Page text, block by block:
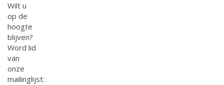
Wilt u
op de
hoogte
blijven?
Word lid
van
onze
mailinglijst: